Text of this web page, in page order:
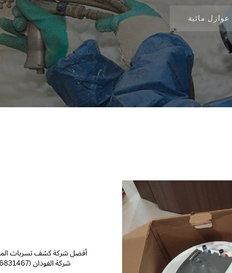
عوازل مائية